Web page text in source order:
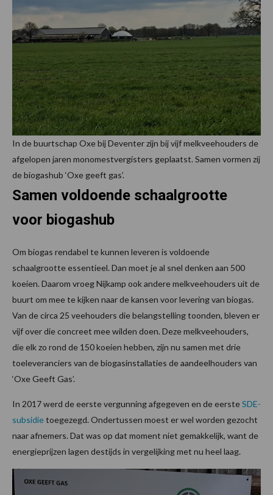
In de buurtschap Oxe bij Deventer zijn bij vijf melkveehouders de
afgelopen jaren monomestvergisters geplaatst. Samen vormen zij
de biogashub ‘Oxe geeft gas’.
Samen voldoende schaalgrootte
voor biogashub
Om biogas rendabel te kunnen leveren is voldoende
schaalgrootte essentieel. Dan moet je al snel denken aan 500
koeien. Daarom vroeg Nijkamp ook andere melkveehouders uit de
buurt om mee te kijken naar de kansen voor levering van biogas.
Van de circa 25 veehouders die belangstelling toonden, bleven er
vijf over die concreet mee wilden doen. Deze melkveehouders,
die elk zo rond de 150 koeien hebben, zijn nu samen met drie
toeleveranciers van de biogasinstallaties de aandeelhouders van
‘Oxe Geeft Gas’.
In 2017 werd de eerste vergunning afgegeven en de eersteSDE-
subsidietoegezegd. Ondertussen moest er wel worden gezocht
naar afnemers. Dat was op dat moment niet gemakkelijk, want de
energieprijzen lagen destijds in vergelijking met nu heel laag.